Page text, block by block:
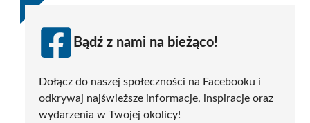
Bądź z nami na bieżąco!
Dołącz do naszej społeczności na Facebooku i
odkrywaj najświeższe informacje, inspiracje oraz
wydarzenia w Twojej okolicy!